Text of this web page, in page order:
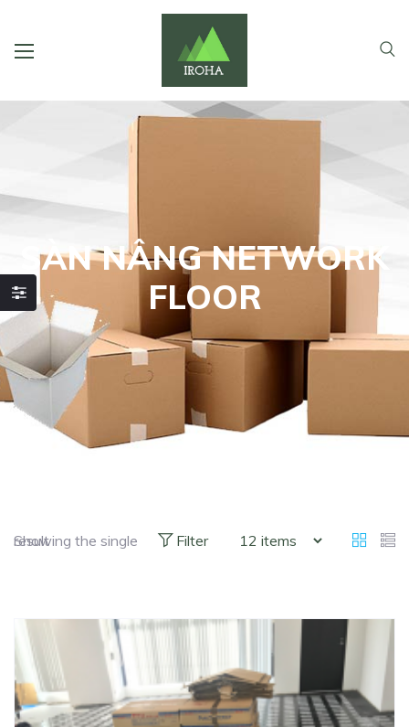
SÀN NÂNG NETWORK
FLOOR
Showing the single result Filter